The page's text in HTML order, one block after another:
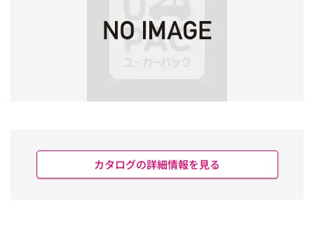
カタログの詳細情報を見る